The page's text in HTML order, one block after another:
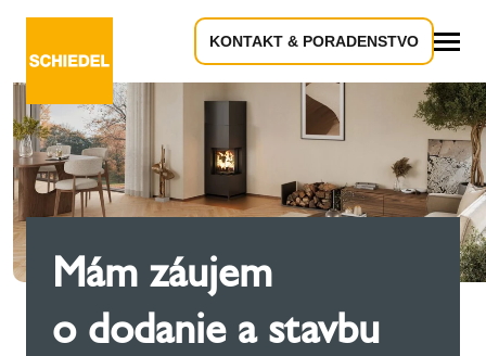
KONTAKT & PORADENSTVO
Mám záujem
o dodanie a stavbu